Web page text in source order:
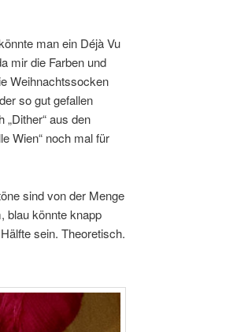
man ein Déjà Vu
mir die Farben und
Weihnachtssocken
so gut gefallen
„Dither“ aus den
Wien“ noch mal für
sind von der Menge
blau könnte knapp
sein. Theoretisch.